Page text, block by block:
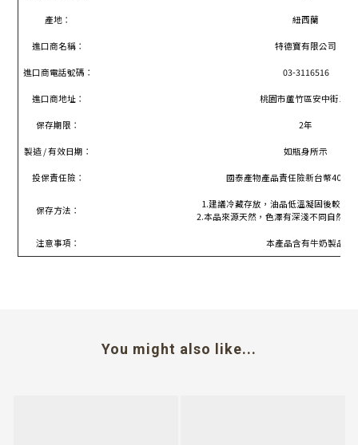
產地： 紐西蘭
進口商名稱： 特德寶有限公司
進口商電話號碼： 03-3116516
進口商地址： 桃園市蘆竹區安中街1號
保存期限： 2年
製造 / 有效日期： 如瓶身所示
投保責任險： 國泰產物產品責任險新台幣4000
保存方法：
1.建議冷藏存放，油品低溫凝固後較易
2.本品來源天然，色澤有深淺不同自然變
注意事項： 本產品含有牛奶製品
You might also like...